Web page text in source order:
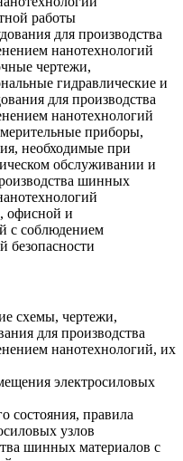
работы
для производства
нанотехнологий
чертежи,
гидравлические и
для производства
нанотехнологий
приборы,
необходимые при
обслуживании и
шинных
офисной и
с соблюдением
безопасности
схемы, чертежи,
для производства
нанотехнологий, их
электросиловых
состояния, правила
узлов
шинных материалов с